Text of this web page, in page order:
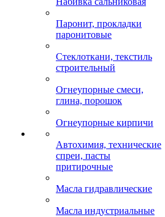
Паронит, прокладки
паронитовые
Стеклоткани, текстиль
строительный
Огнеупорные смеси,
глина, порошок
Огнеупорные кирпичи
Автохимия, технические
спреи, пасты
притирочные
Масла гидравлические
Масла индустриальные